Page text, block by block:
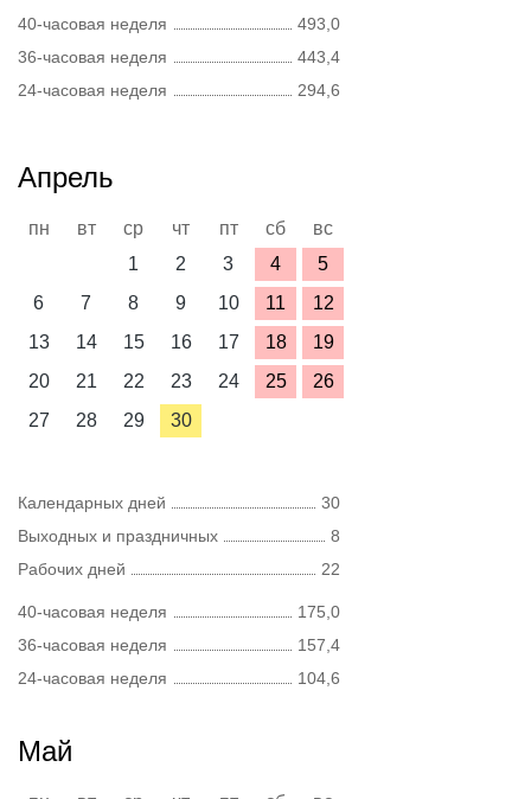
40-часовая неделя
493,0
36-часовая неделя
443,4
24-часовая неделя
294,6
Апрель
пн вт ср чт пт сб
вс
1
2 3 4
5
6
7 8 9 10 11
12
13
14 15 16 17 18
19
20
21 22 23 24 25
26
27
28 29 30
Календарных дней
30
Выходных и праздничных
8
Рабочих дней
22
40-часовая неделя
175,0
36-часовая неделя
157,4
24-часовая неделя
104,6
Май